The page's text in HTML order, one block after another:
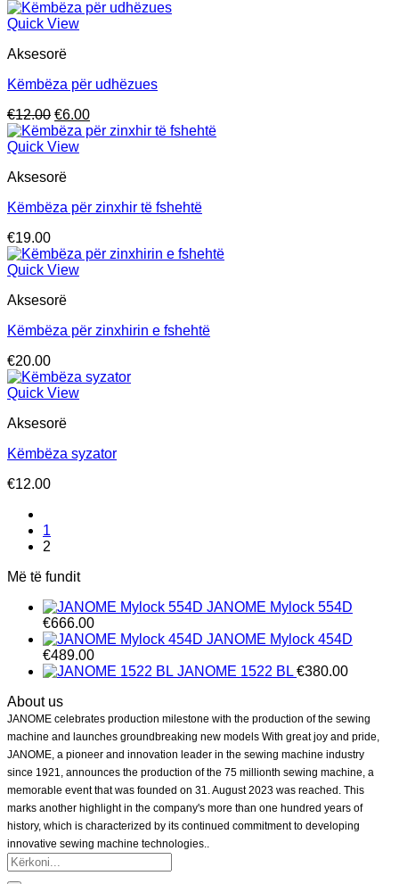
Quick View
Aksesorë
Këmbëza për udhëzues
€12.00 Çmimi
origjinal
qe:
€6.00Çmimi
i
Quick View
Aksesorë
Këmbëza për zinxhir të fshehtë
€19.00
Quick View
Aksesorë
Këmbëza për zinxhirin e fshehtë
€20.00
Quick View
Aksesorë
Këmbëza syzator
€12.00
1
2
Më të fundit
JANOME Mylock 554D
€666.00
JANOME Mylock 454D
€489.00
JANOME 1522 BL €380.00
About us
JANOME celebrates production milestone with the production of the sewing
machine and launches groundbreaking new models With great joy and pride,
JANOME, a pioneer and innovation leader in the sewing machine industry
since 1921, announces the production of the 75 millionth sewing machine, a
memorable event that was founded on 31. August 2023 was reached. This
marks another highlight in the company's more than one hundred years of
history, which is characterized by its continued commitment to developing
innovative sewing machine technologies..
Kërko
për: